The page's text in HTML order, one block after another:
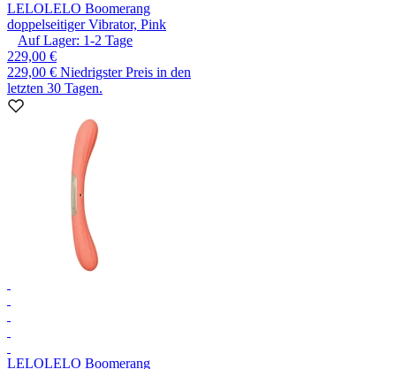
LELOLELO Boomerang
doppelseitiger Vibrator, Pink
Auf Lager: 1-2 Tage
229,00 €
229,00 € Niedrigster Preis in den
letzten 30 Tagen.
LELOLELO Boomerang